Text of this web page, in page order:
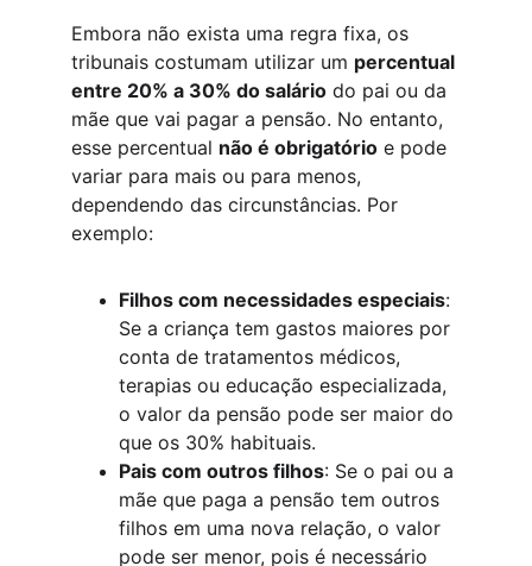
Embora não exista uma regra fixa, os
tribunais costumam utilizar um percentual
entre 20% a 30% do salário do pai ou da
mãe que vai pagar a pensão. No entanto,
esse percentual não é obrigatório e pode
variar para mais ou para menos,
dependendo das circunstâncias. Por
exemplo:
Filhos com necessidades especiais:
Se a criança tem gastos maiores por
conta de tratamentos médicos,
terapias ou educação especializada,
o valor da pensão pode ser maior do
que os 30% habituais.
Pais com outros filhos: Se o pai ou a
mãe que paga a pensão tem outros
filhos em uma nova relação, o valor
pode ser menor, pois é necessário